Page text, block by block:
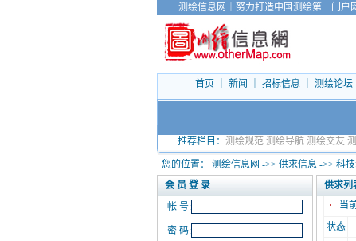
测绘信息网 努力打造中国测绘第一门户
首页 新闻 招标信息｜ 测绘论坛
推荐栏目： 测绘规范 测绘导航 测绘交友
您的位置： 测绘信息网 ->> 供求信息 ->> 科
会 员 登 录
帐 号:
密 码:
供求列
· 当
状态